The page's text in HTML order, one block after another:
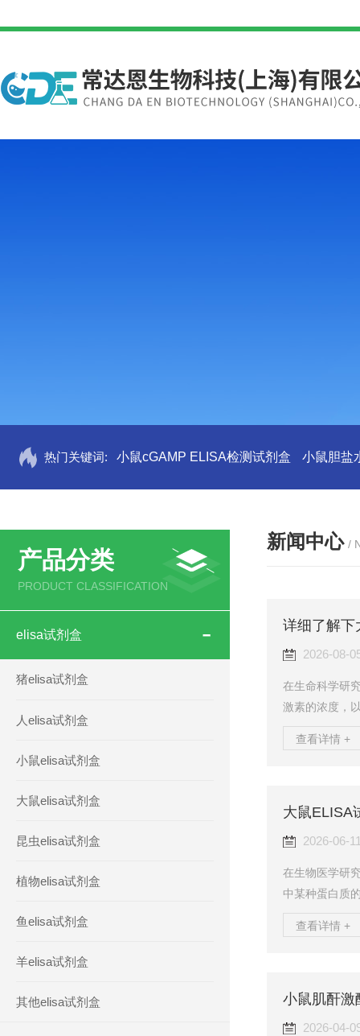
热门关键词: 小鼠cGAMP ELISA检测试剂盒 小鼠胆盐
产品分类
PRODUCT CLASSIFICATION
elisa试剂盒
猪elisa试剂盒
人elisa试剂盒
小鼠elisa试剂盒
大鼠elisa试剂盒
昆虫elisa试剂盒
植物elisa试剂盒
鱼elisa试剂盒
羊elisa试剂盒
其他elisa试剂盒
新闻中心 /
详细了解下
2026-08-
在生命科学研
激素的浓度，
仪器，而是一
言，这种激素
查看详情 +
大鼠ELISA
2026-06-
在生物医学研
中某种蛋白质
核心原理，并
被与捕获。试
体。当加入待
查看详情 +
小鼠肌酐激
2026-04-